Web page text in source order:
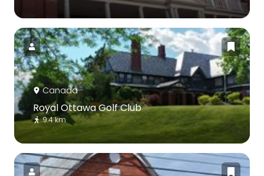
Canada
Royal Ottawa Golf Club
9.4 km